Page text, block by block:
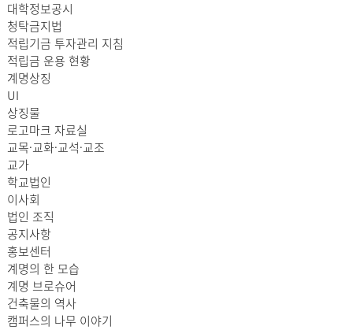
대학정보공시
청탁금지법
적립기금 투자관리 지침
적립금 운용 현황
계명상징
UI
상징물
로고마크 자료실
교목·교화·교석·교조
교가
학교법인
이사회
법인 조직
공지사항
홍보센터
계명의 한 모습
계명 브로슈어
건축물의 역사
캠퍼스의 나무 이야기